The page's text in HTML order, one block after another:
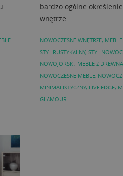
bardzo ogólne
wnętrze ...
NOWOCZESNE WNĘTRZE,
STYL RUSTYKALNY, STYL
NOWOJORSKI, MEBLE Z DREWNA
NOWOCZESNE MEBLE,
MINIMALISTYCZNY, LIVE EDGE,
GLAMOUR